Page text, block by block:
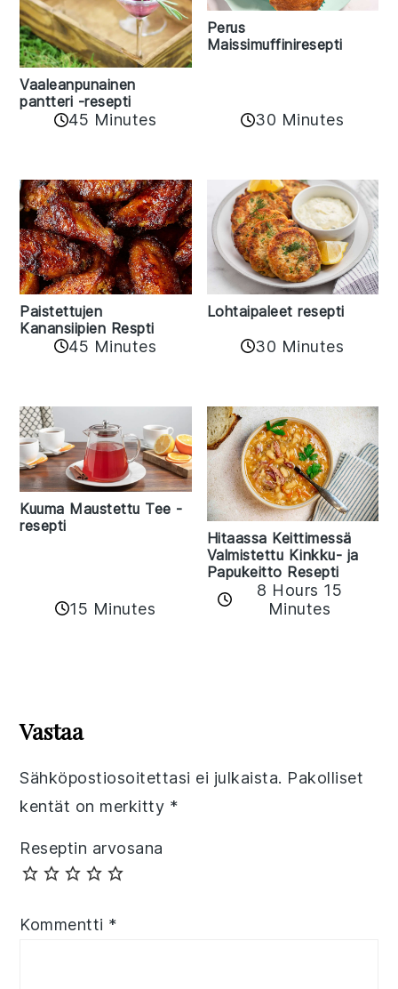
Vaaleanpunainen
pantteri -resepti
45 Minutes
Perus
Maissimuffiniresepti
30 Minutes
Paistettujen
Kanansiipien Respti
45 Minutes
Lohtaipaleet resepti
30 Minutes
Kuuma Maustettu Tee -
resepti
15 Minutes
Hitaassa Keittimessä
Valmistettu Kinkku- ja
Papukeitto Resepti
8 Hours 15
Minutes
Interactions
Vastaa
Sähköpostiosoitettasi ei julkaista. Pakolliset
kentät on merkitty *
Reseptin arvosana
Kommentti *